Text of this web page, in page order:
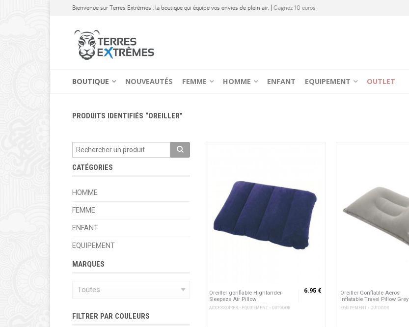
Bienvenue sur Terres Extrêmes : la boutique qui équipe vos envies de plein air. | Gagnez 10 euros
BOUTIQUE NOUVEAUTÉS FEMME HOMME ENFANT EQUIPEMENT OUTLET
PRODUITS IDENTIFIÉS “OREILLER”
Oreiller gonflable Highlander
Sleepeze Air Pillow
ACCESSOIRES • EQUIPEMENT • OUTDOOR
6.95 €
Oreiller Gonflable Aeros
Inflatable Travel Pillow Grey
EQUIPEMENT • OUTDOOR
CATÉGORIES
HOMME
FEMME
ENFANT
EQUIPEMENT
MARQUES
FILTRER PAR COULEURS